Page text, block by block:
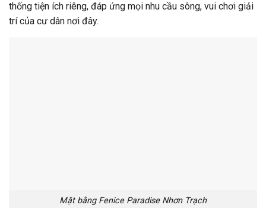
thống tiện ích riêng, đáp ứng mọi nhu cầu sông, vui chơi giải
trí của cư dân nơi đây.
Mặt bằng Fenice Paradise Nhơn Trạch